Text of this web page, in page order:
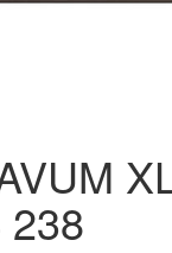
238